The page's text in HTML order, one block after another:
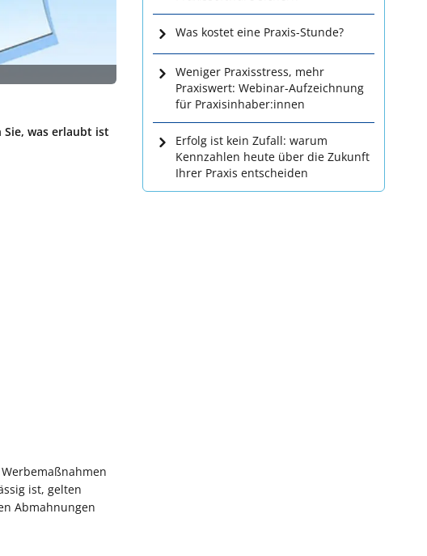
was erlaubt ist
ist, gelten
Abmahnungen
Was kostet eine Praxis-Stunde?
Weniger Praxisstress, mehr
Praxiswert: Webinar-Aufzeichnung
für Praxisinhaber:innen
Erfolg ist kein Zufall: warum
Kennzahlen heute über die Zukunft
Ihrer Praxis entscheiden